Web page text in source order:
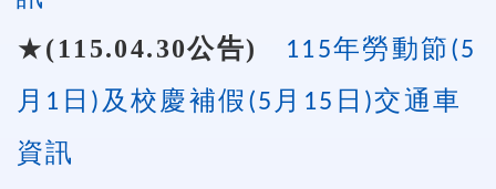
★(115.04.30公告)
115年勞動節(5
月1日)及校慶補假(5月15日)交通車
資訊